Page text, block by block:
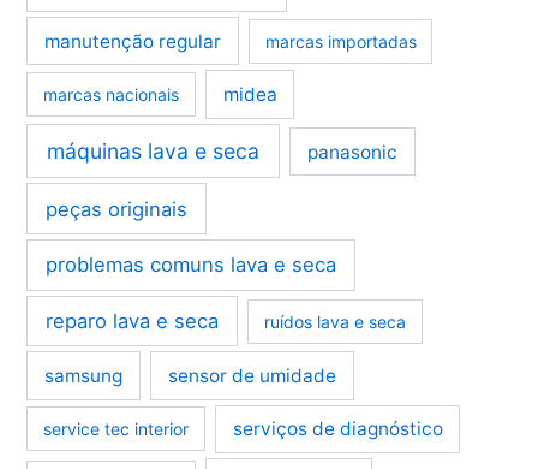
manutenção regular marcas importadas
marcas nacionais midea
máquinas lava e seca panasonic
peças originais
problemas comuns lava e seca
reparo lava e seca ruídos lava e seca
samsung sensor de umidade
service tec interior serviços de diagnóstico